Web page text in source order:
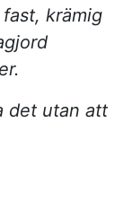
krämig
det utan att